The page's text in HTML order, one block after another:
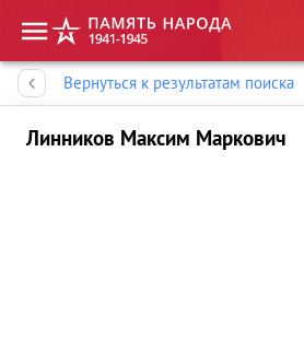
Вернуться к результатам поиска
Линников Максим Маркович
Память народа